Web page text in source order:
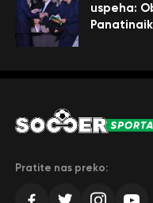
uspeha:
Pratite nas preko: